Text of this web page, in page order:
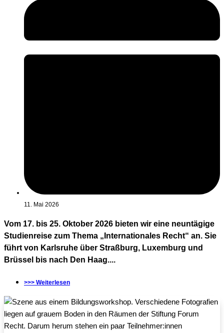
11. Mai 2026
Vom 17. bis 25. Oktober 2026 bieten wir eine neuntägige
Studienreise zum Thema „Internationales Recht“ an. Sie
führt von Karlsruhe über Straßburg, Luxemburg und
Brüssel bis nach Den Haag....
>>> Weiterlesen